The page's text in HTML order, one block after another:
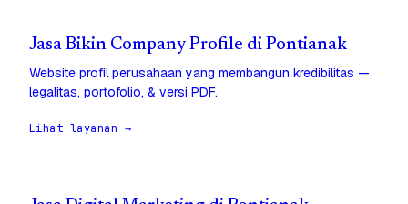
Jasa Bikin Company Profile di Pontianak
Website profil perusahaan yang membangun kredibilitas —
legalitas, portofolio, & versi PDF.
Lihat layanan →